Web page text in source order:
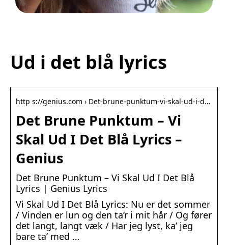
Ud i det blå lyrics
http s://genius.com › Det-brune-punktum-vi-skal-ud-i-d…
Det Brune Punktum – Vi
Skal Ud I Det Blå Lyrics –
Genius
Det Brune Punktum – Vi Skal Ud I Det Blå
Lyrics | Genius Lyrics
Vi Skal Ud I Det Blå Lyrics: Nu er det sommer
/ Vinden er lun og den ta’r i mit hår / Og fører
det langt, langt væk / Har jeg lyst, ka’ jeg
bare ta’ med …